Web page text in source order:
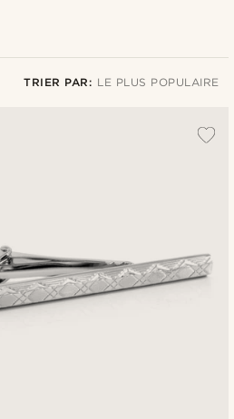
TRIER PAR: LE PLUS POPULAIRE